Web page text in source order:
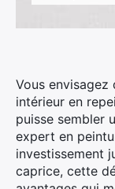
Vous
intérieur en
puisse sembler
expert en
investissement
caprice, cette